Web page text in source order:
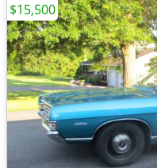
$15,500